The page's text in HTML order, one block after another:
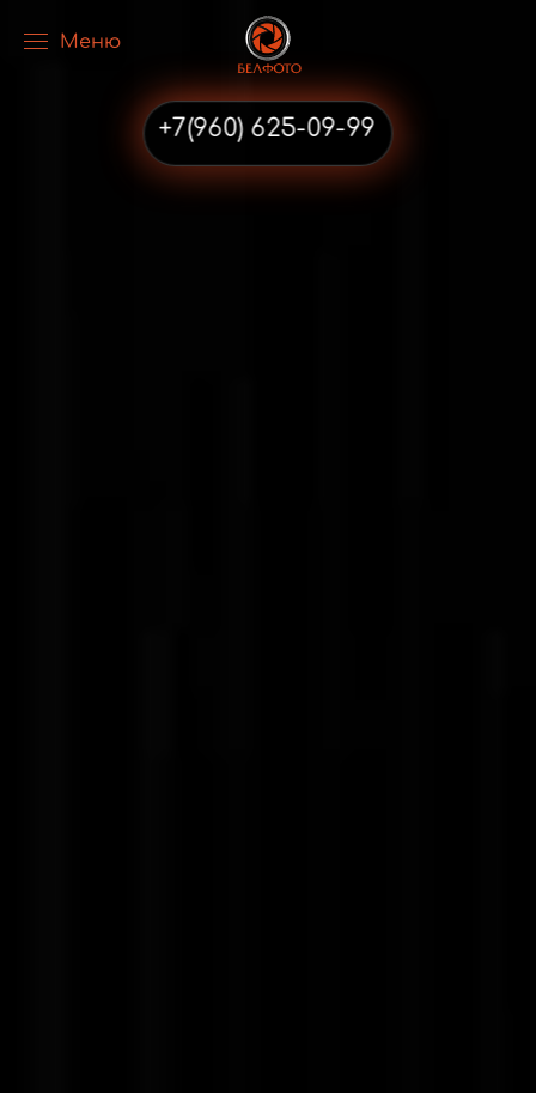
Перейти к содержимому
Меню
+7(960) 625-09-99